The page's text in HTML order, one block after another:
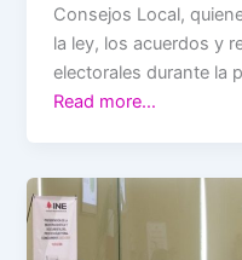
Consejos Local,
la ley, los acuerdos y
electorales durante la
Read more…